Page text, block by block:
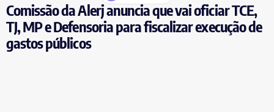
Comissão da Alerj anuncia que vai oficiar TCE,
TJ, MP e Defensoria para fiscalizar execução de
gastos públicos